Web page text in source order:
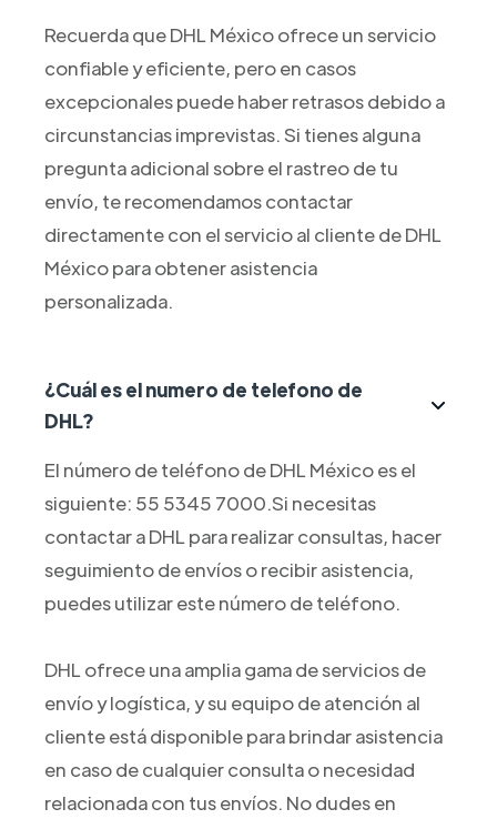
Recuerda que DHL México ofrece un servicio
confiable y eficiente, pero en casos
excepcionales puede haber retrasos debido a
circunstancias imprevistas. Si tienes alguna
pregunta adicional sobre el rastreo de tu
envío, te recomendamos contactar
directamente con el servicio al cliente de DHL
México para obtener asistencia
personalizada.
¿Cuál es el numero de telefono de
DHL?
El número de teléfono de DHL México es el
siguiente: 55 5345 7000.Si necesitas
contactar a DHL para realizar consultas, hacer
seguimiento de envíos o recibir asistencia,
puedes utilizar este número de teléfono.
DHL ofrece una amplia gama de servicios de
envío y logística, y su equipo de atención al
cliente está disponible para brindar asistencia
en caso de cualquier consulta o necesidad
relacionada con tus envíos. No dudes en